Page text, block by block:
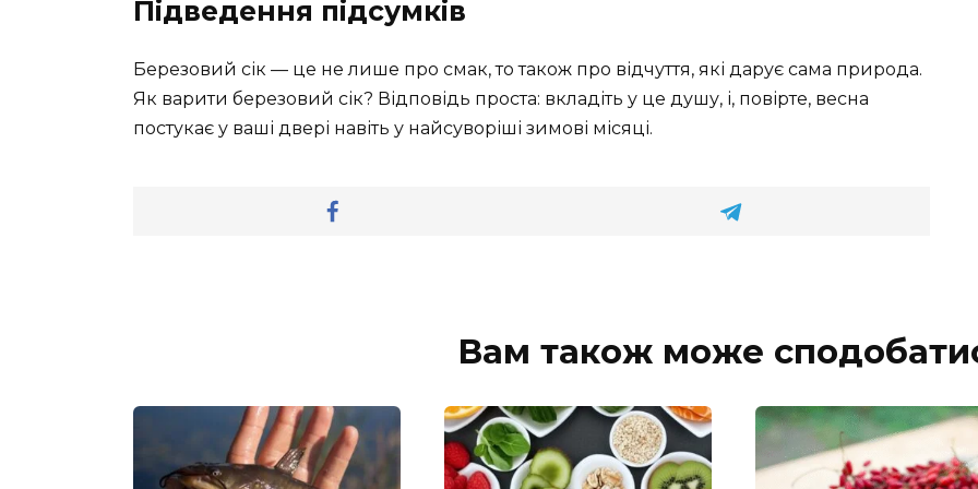
Підведення підсумків
Березовий сік — це не лише про смак, то також про відчуття, які дарує сама природа.
Як варити березовий сік? Відповідь проста: вкладіть у це душу, і, повірте, весна
постукає у ваші двері навіть у найсуворіші зимові місяці.
Вам також може